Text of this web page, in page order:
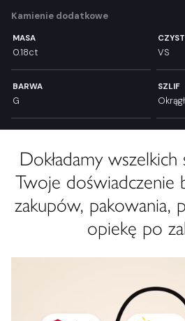
Kamienie dodatkowe
MASA
0.18ct VS
BARWA
G
SZLIF
Dokładamy wszelkich
Twoje doświadczenie
zakupów, pakowania,
opiekę po